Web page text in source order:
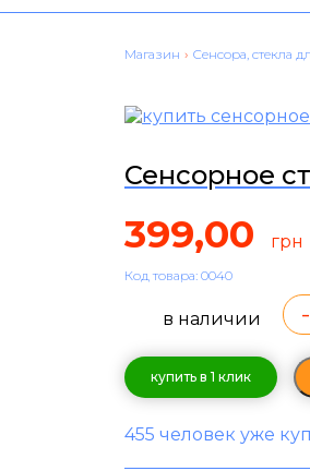
Магазин › Сенсора, стекла
Сенсорное
399,00 грн
Код товара: 0040
в наличии -
купить в 1 клик
455 человек уже